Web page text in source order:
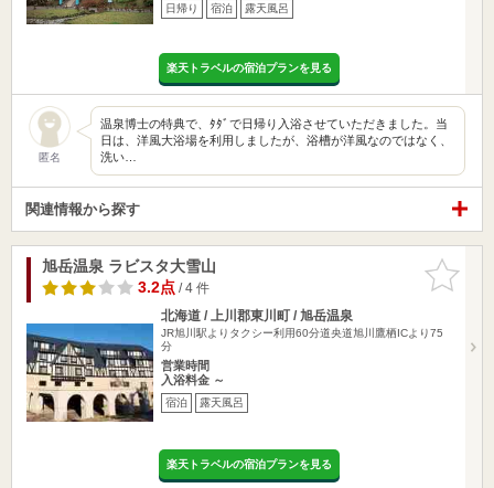
日帰り 宿泊 露天風呂
楽天トラベルの宿泊プランを見る
匿名
温泉博士の特典で、ﾀﾀﾞで日帰り入浴させていただきました。当
日は、洋風大浴場を利用しましたが、浴槽が洋風なのではなく、
洗い…
関連情報から探す
お気に入
りに追加
旭岳温泉 ラビスタ大雪山
3.2点/ 4 件
北海道 / 上川郡東川町 / 旭岳温泉
JR旭川駅よりタクシー利用60分道央道旭川鷹栖ICより75
分
営業時間
入浴料金 ～
宿泊 露天風呂
楽天トラベルの宿泊プランを見る